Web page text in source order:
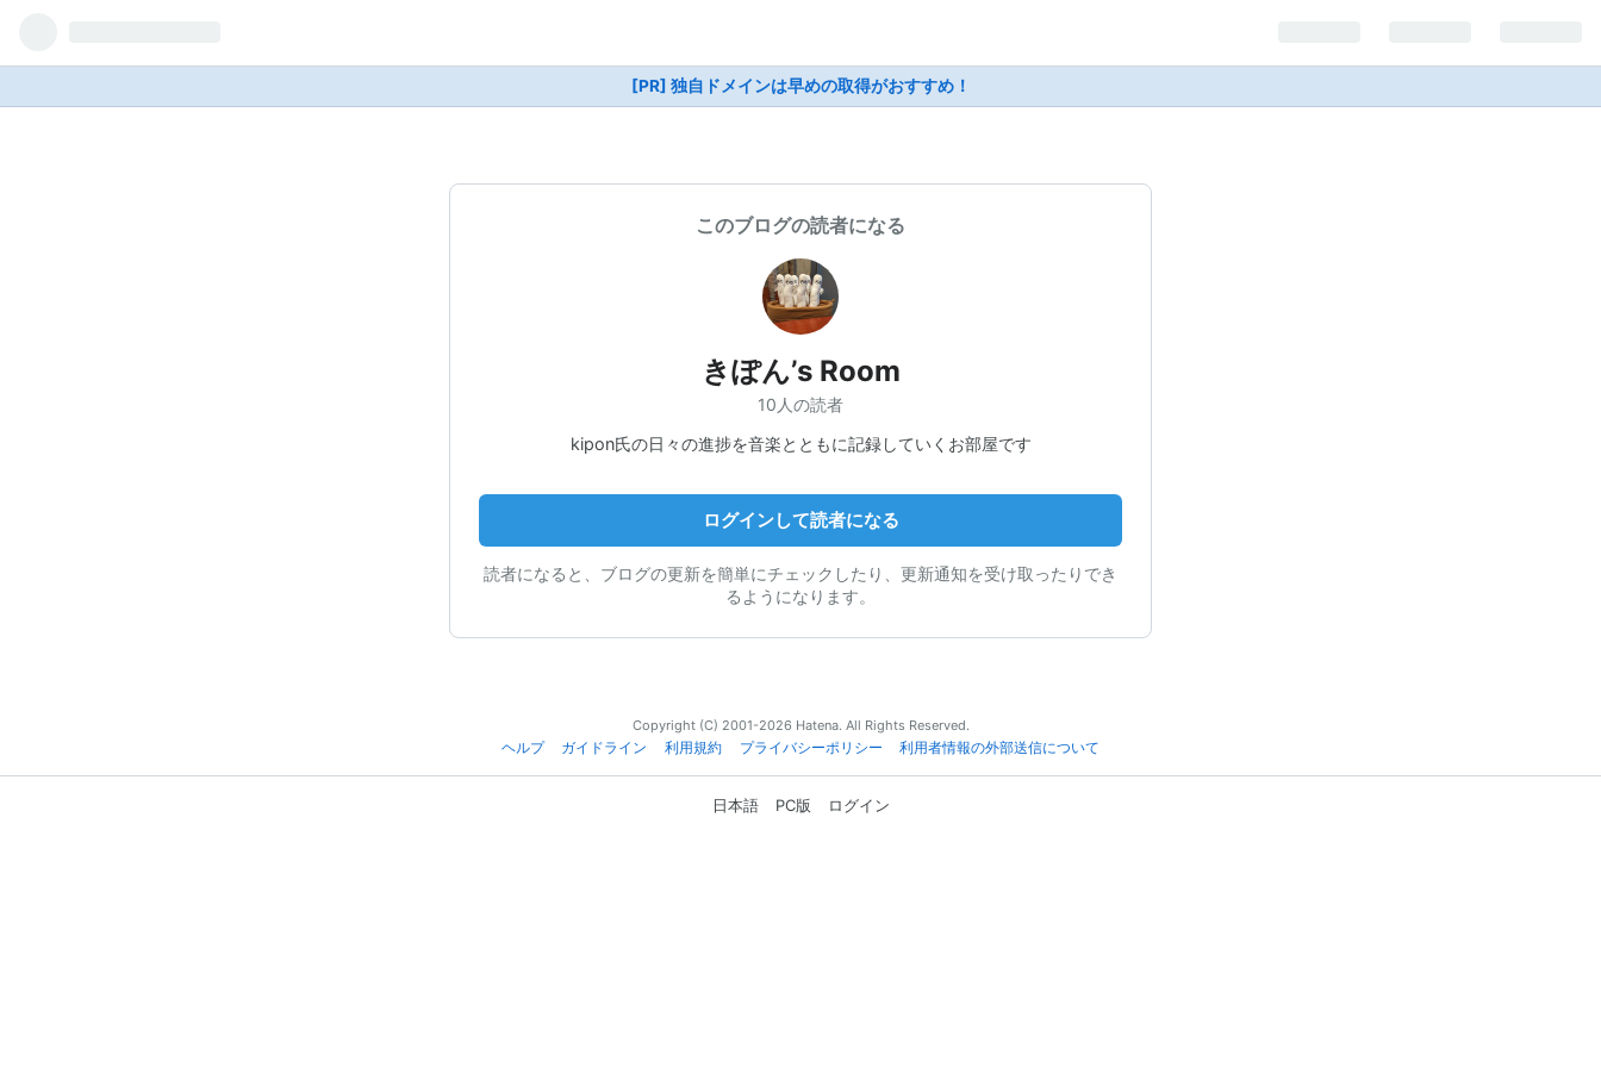
[PR] 独自ドメインは早めの取得がおすすめ！
このブログの読者になる
きぽん’s Room
10人の読者
kipon氏の日々の進捗を音楽とともに記録していくお部屋です
ログインして読者になる
読者になると、ブログの更新を簡単にチェックしたり、更新通知を受け取ったりでき
るようになります。
Copyright (C) 2001-2026 Hatena. All Rights Reserved.
ヘルプ
ガイドライン 利用規約 プライバシーポリシー 利用者情報の外部送信について
日本語 PC版 ログイン